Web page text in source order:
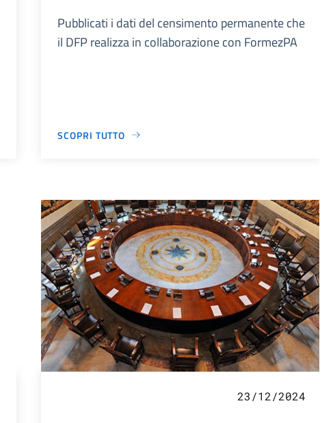
Pubblicati i dati del censimento permanente che
il DFP realizza in collaborazione con FormezPA
SCOPRI TUTTO
23/12/2024